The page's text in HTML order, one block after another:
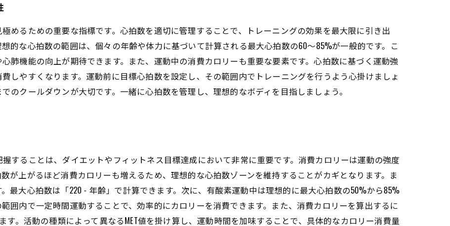
めるための重要な指標です。心拍数を適切に管理することで、トレーニングの効果を最大限に引き出
的な心拍数の範囲は、個々の年齢や体力に基づいて計算される最大心拍数の60～85%が一般的です。こ
肺機能の向上が期待できます。また、運動中の消費カロリーも重要な要素です。心拍数に基づく運動強
しやすくなります。運動前に目標心拍数を設定し、その範囲内でトレーニングを行うよう心掛けましょ
のクールダウンが大切です。一緒に心拍数を管理し、理想的なボディを目指しましょう。
することは、ダイエットやフィットネス目標達成において非常に重要です。消費カロリーは運動の強度
が上がるほど消費カロリーも増えるため、理想的な心拍数ゾーンを維持することがカギとなります。ま
最大心拍数は「220 - 年齢」で計算できます。次に、有酸素運動中は理想的に最大心拍数の50%から85%
囲内で一定時間運動することで、効率的にカロリーを消費できます。また、消費カロリーを算出するに
す。活動の種類によって異なるMET値を掛け算し、運動時間を加味することで、具体的なカロリー消費量